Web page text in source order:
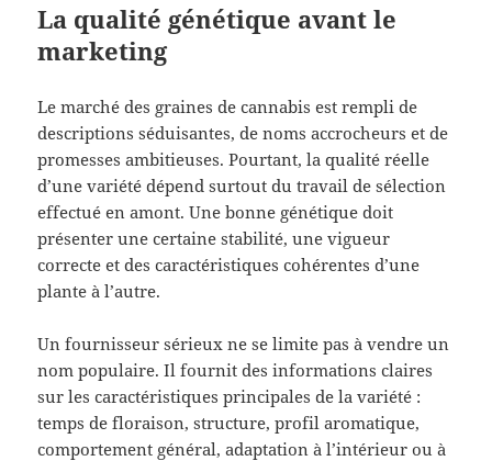
La qualité génétique avant le
marketing
Le marché des graines de cannabis est rempli de
descriptions séduisantes, de noms accrocheurs et de
promesses ambitieuses. Pourtant, la qualité réelle
d’une variété dépend surtout du travail de sélection
effectué en amont. Une bonne génétique doit
présenter une certaine stabilité, une vigueur
correcte et des caractéristiques cohérentes d’une
plante à l’autre.
Un fournisseur sérieux ne se limite pas à vendre un
nom populaire. Il fournit des informations claires
sur les caractéristiques principales de la variété :
temps de floraison, structure, profil aromatique,
comportement général, adaptation à l’intérieur ou à